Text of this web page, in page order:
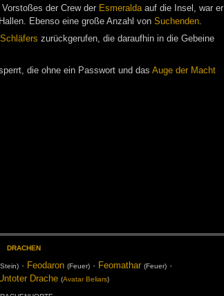
der Crew der Esmeraldaauf die Insel, war er
Ebenso eine große Anzahl von Suchenden.
Schläfers zurückgerufen, die daraufhin in die Gebeine
die ohne ein Passwort und das Auge der Macht
DRA­CHEN
· Feo­daron (Feu­er) · Feo­mat­har (Feu­er) ·
Dra­che (Ava­tar Be­li­ars)